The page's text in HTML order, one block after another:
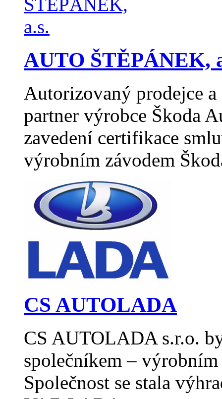
AUTO ŠTĚPÁNEK,
Autorizovaný prodejce
partner výrobce Škoda
zavedení certifikace
výrobním závodem
CS AUTOLADA
CS AUTOLADA s.r.o.
společníkem –
Společnost se stala